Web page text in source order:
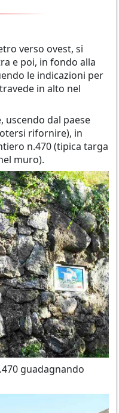
verso ovest, si
e poi, in fondo alla
le indicazioni per
in alto nel
uscendo dal paese
rifornire), in
n.470 (tipica targa
muro).
guadagnando